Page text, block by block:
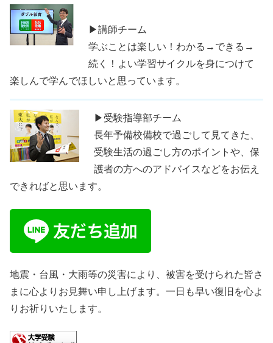
▶講師チーム
学ぶことは楽しい！わかる→できる→
続く！よい学習サイクルを身につけて
楽しんで学んでほしいと思っています。
▶受験指導部チーム
長年予備校備校で過ごして見てきた、
受験生活の過ごし方のポイントや、保
護者の方へのアドバイスなどをお伝え
できればと思います。
地震・台風・大雨等の災害により、被害を受けられた皆さ
まに心よりお見舞い申し上げます。一日も早い復旧を心よ
りお祈りいたします。